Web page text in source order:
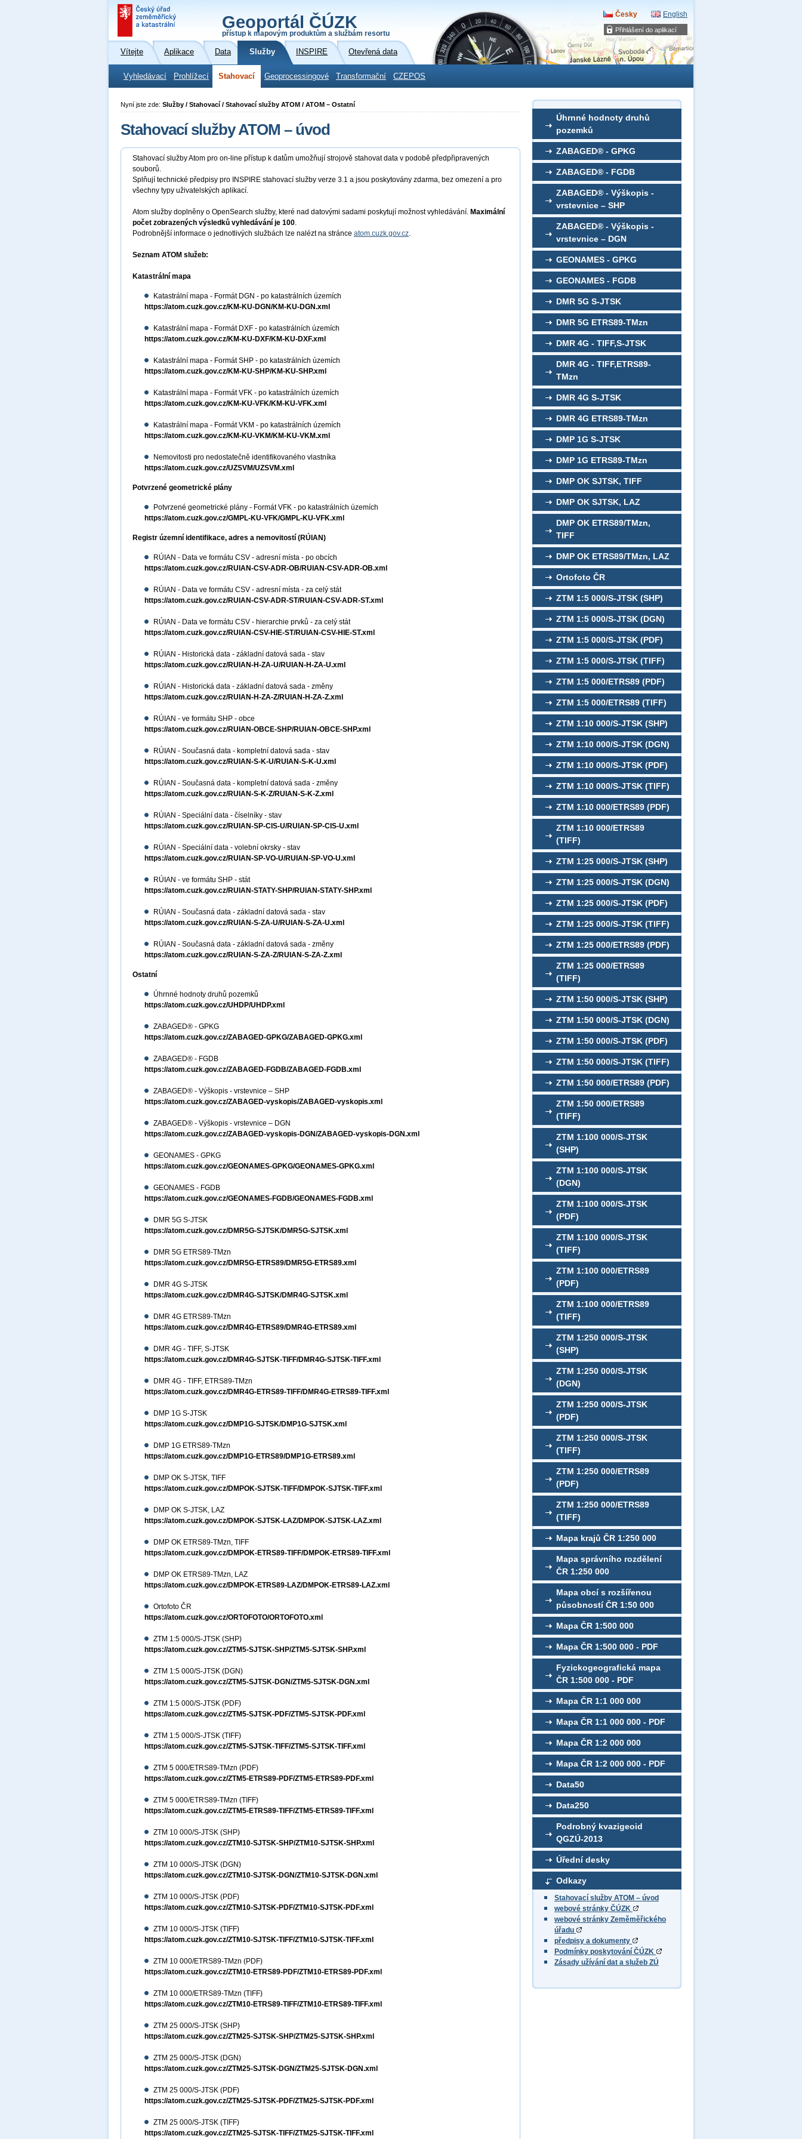
Přihlášení do aplikací
Geoportál ČÚZK
přístup k mapovým produktům a službám resortu
Česky English
Vítejte Aplikace Data Služby INSPIRE Otevřená data
Vyhledávací Prohlížecí Stahovací Geoprocessingové Transformační CZEPOS
Úhrnné hodnoty druhů
pozemků
ZABAGED® - GPKG
ZABAGED® - FGDB
ZABAGED® - Výškopis -
vrstevnice – SHP
ZABAGED® - Výškopis -
vrstevnice – DGN
GEONAMES - GPKG
GEONAMES - FGDB
DMR 5G S-JTSK
DMR 5G ETRS89-TMzn
DMR 4G - TIFF,S-JTSK
DMR 4G - TIFF,ETRS89-
TMzn
DMR 4G S-JTSK
DMR 4G ETRS89-TMzn
DMP 1G S-JTSK
DMP 1G ETRS89-TMzn
DMP OK SJTSK, TIFF
DMP OK SJTSK, LAZ
DMP OK ETRS89/TMzn,
TIFF
DMP OK ETRS89/TMzn, LAZ
Ortofoto ČR
ZTM 1:5 000/S-JTSK (SHP)
ZTM 1:5 000/S-JTSK (DGN)
ZTM 1:5 000/S-JTSK (PDF)
ZTM 1:5 000/S-JTSK (TIFF)
ZTM 1:5 000/ETRS89 (PDF)
ZTM 1:5 000/ETRS89 (TIFF)
ZTM 1:10 000/S-JTSK (SHP)
ZTM 1:10 000/S-JTSK (DGN)
ZTM 1:10 000/S-JTSK (PDF)
ZTM 1:10 000/S-JTSK (TIFF)
ZTM 1:10 000/ETRS89 (PDF)
ZTM 1:10 000/ETRS89
(TIFF)
ZTM 1:25 000/S-JTSK (SHP)
ZTM 1:25 000/S-JTSK (DGN)
ZTM 1:25 000/S-JTSK (PDF)
ZTM 1:25 000/S-JTSK (TIFF)
ZTM 1:25 000/ETRS89 (PDF)
ZTM 1:25 000/ETRS89
(TIFF)
ZTM 1:50 000/S-JTSK (SHP)
ZTM 1:50 000/S-JTSK (DGN)
ZTM 1:50 000/S-JTSK (PDF)
ZTM 1:50 000/S-JTSK (TIFF)
ZTM 1:50 000/ETRS89 (PDF)
ZTM 1:50 000/ETRS89
(TIFF)
ZTM 1:100 000/S-JTSK
(SHP)
ZTM 1:100 000/S-JTSK
(DGN)
ZTM 1:100 000/S-JTSK
(PDF)
ZTM 1:100 000/S-JTSK
(TIFF)
ZTM 1:100 000/ETRS89
(PDF)
ZTM 1:100 000/ETRS89
(TIFF)
ZTM 1:250 000/S-JTSK
(SHP)
ZTM 1:250 000/S-JTSK
(DGN)
ZTM 1:250 000/S-JTSK
(PDF)
ZTM 1:250 000/S-JTSK
(TIFF)
ZTM 1:250 000/ETRS89
(PDF)
ZTM 1:250 000/ETRS89
(TIFF)
Mapa krajů ČR 1:250 000
Mapa správního rozdělení
ČR 1:250 000
Mapa obcí s rozšířenou
působností ČR 1:50 000
Mapa ČR 1:500 000
Mapa ČR 1:500 000 - PDF
Fyzickogeografická mapa
ČR 1:500 000 - PDF
Mapa ČR 1:1 000 000
Mapa ČR 1:1 000 000 - PDF
Mapa ČR 1:2 000 000
Mapa ČR 1:2 000 000 - PDF
Data50
Data250
Podrobný kvazigeoid
QGZÚ-2013
Úřední desky
Odkazy
Stahovací služby ATOM – úvod
webové stránky ČÚZK
webové stránky Zeměměřického
úřadu
předpisy a dokumenty
Podmínky poskytování ČÚZK
Zásady užívání dat a služeb ZÚ
Nyní jste zde: Služby / Stahovací / Stahovací služby ATOM / ATOM – Ostatní
Stahovací služby ATOM – úvod
Stahovací služby Atom pro on-line přístup k datům umožňují strojově stahovat data v podobě předpřipravených
souborů.
Splňují technické předpisy pro INSPIRE stahovací služby verze 3.1 a jsou poskytovány zdarma, bez omezení a pro
všechny typy uživatelských aplikací.
Atom služby doplněny o OpenSearch služby, které nad datovými sadami poskytují možnost vyhledávání. Maximální
počet zobrazených výsledků vyhledávání je 100.
Podrobnější informace o jednotlivých službách lze nalézt na stránce atom.cuzk.gov.cz.
Seznam ATOM služeb:
Katastrální mapa
Katastrální mapa - Formát DGN - po katastrálních územích
https://atom.cuzk.gov.cz/KM-KU-DGN/KM-KU-DGN.xml
Katastrální mapa - Formát DXF - po katastrálních územích
https://atom.cuzk.gov.cz/KM-KU-DXF/KM-KU-DXF.xml
Katastrální mapa - Formát SHP - po katastrálních územích
https://atom.cuzk.gov.cz/KM-KU-SHP/KM-KU-SHP.xml
Katastrální mapa - Formát VFK - po katastrálních územích
https://atom.cuzk.gov.cz/KM-KU-VFK/KM-KU-VFK.xml
Katastrální mapa - Formát VKM - po katastrálních územích
https://atom.cuzk.gov.cz/KM-KU-VKM/KM-KU-VKM.xml
Nemovitosti pro nedostatečně identifikovaného vlastníka
https://atom.cuzk.gov.cz/UZSVM/UZSVM.xml
Potvrzené geometrické plány
Potvrzené geometrické plány - Formát VFK - po katastrálních územích
https://atom.cuzk.gov.cz/GMPL-KU-VFK/GMPL-KU-VFK.xml
Registr územní identifikace, adres a nemovitostí (RÚIAN)
RÚIAN - Data ve formátu CSV - adresní místa - po obcích
https://atom.cuzk.gov.cz/RUIAN-CSV-ADR-OB/RUIAN-CSV-ADR-OB.xml
RÚIAN - Data ve formátu CSV - adresní místa - za celý stát
https://atom.cuzk.gov.cz/RUIAN-CSV-ADR-ST/RUIAN-CSV-ADR-ST.xml
RÚIAN - Data ve formátu CSV - hierarchie prvků - za celý stát
https://atom.cuzk.gov.cz/RUIAN-CSV-HIE-ST/RUIAN-CSV-HIE-ST.xml
RÚIAN - Historická data - základní datová sada - stav
https://atom.cuzk.gov.cz/RUIAN-H-ZA-U/RUIAN-H-ZA-U.xml
RÚIAN - Historická data - základní datová sada - změny
https://atom.cuzk.gov.cz/RUIAN-H-ZA-Z/RUIAN-H-ZA-Z.xml
RÚIAN - ve formátu SHP - obce
https://atom.cuzk.gov.cz/RUIAN-OBCE-SHP/RUIAN-OBCE-SHP.xml
RÚIAN - Současná data - kompletní datová sada - stav
https://atom.cuzk.gov.cz/RUIAN-S-K-U/RUIAN-S-K-U.xml
RÚIAN - Současná data - kompletní datová sada - změny
https://atom.cuzk.gov.cz/RUIAN-S-K-Z/RUIAN-S-K-Z.xml
RÚIAN - Speciální data - číselníky - stav
https://atom.cuzk.gov.cz/RUIAN-SP-CIS-U/RUIAN-SP-CIS-U.xml
RÚIAN - Speciální data - volební okrsky - stav
https://atom.cuzk.gov.cz/RUIAN-SP-VO-U/RUIAN-SP-VO-U.xml
RÚIAN - ve formátu SHP - stát
https://atom.cuzk.gov.cz/RUIAN-STATY-SHP/RUIAN-STATY-SHP.xml
RÚIAN - Současná data - základní datová sada - stav
https://atom.cuzk.gov.cz/RUIAN-S-ZA-U/RUIAN-S-ZA-U.xml
RÚIAN - Současná data - základní datová sada - změny
https://atom.cuzk.gov.cz/RUIAN-S-ZA-Z/RUIAN-S-ZA-Z.xml
Ostatní
Úhrnné hodnoty druhů pozemků
https://atom.cuzk.gov.cz/UHDP/UHDP.xml
ZABAGED® - GPKG
https://atom.cuzk.gov.cz/ZABAGED-GPKG/ZABAGED-GPKG.xml
ZABAGED® - FGDB
https://atom.cuzk.gov.cz/ZABAGED-FGDB/ZABAGED-FGDB.xml
ZABAGED® - Výškopis - vrstevnice – SHP
https://atom.cuzk.gov.cz/ZABAGED-vyskopis/ZABAGED-vyskopis.xml
ZABAGED® - Výškopis - vrstevnice – DGN
https://atom.cuzk.gov.cz/ZABAGED-vyskopis-DGN/ZABAGED-vyskopis-DGN.xml
GEONAMES - GPKG
https://atom.cuzk.gov.cz/GEONAMES-GPKG/GEONAMES-GPKG.xml
GEONAMES - FGDB
https://atom.cuzk.gov.cz/GEONAMES-FGDB/GEONAMES-FGDB.xml
DMR 5G S-JTSK
https://atom.cuzk.gov.cz/DMR5G-SJTSK/DMR5G-SJTSK.xml
DMR 5G ETRS89-TMzn
https://atom.cuzk.gov.cz/DMR5G-ETRS89/DMR5G-ETRS89.xml
DMR 4G S-JTSK
https://atom.cuzk.gov.cz/DMR4G-SJTSK/DMR4G-SJTSK.xml
DMR 4G ETRS89-TMzn
https://atom.cuzk.gov.cz/DMR4G-ETRS89/DMR4G-ETRS89.xml
DMR 4G - TIFF, S-JTSK
https://atom.cuzk.gov.cz/DMR4G-SJTSK-TIFF/DMR4G-SJTSK-TIFF.xml
DMR 4G - TIFF, ETRS89-TMzn
https://atom.cuzk.gov.cz/DMR4G-ETRS89-TIFF/DMR4G-ETRS89-TIFF.xml
DMP 1G S-JTSK
https://atom.cuzk.gov.cz/DMP1G-SJTSK/DMP1G-SJTSK.xml
DMP 1G ETRS89-TMzn
https://atom.cuzk.gov.cz/DMP1G-ETRS89/DMP1G-ETRS89.xml
DMP OK S-JTSK, TIFF
https://atom.cuzk.gov.cz/DMPOK-SJTSK-TIFF/DMPOK-SJTSK-TIFF.xml
DMP OK S-JTSK, LAZ
https://atom.cuzk.gov.cz/DMPOK-SJTSK-LAZ/DMPOK-SJTSK-LAZ.xml
DMP OK ETRS89-TMzn, TIFF
https://atom.cuzk.gov.cz/DMPOK-ETRS89-TIFF/DMPOK-ETRS89-TIFF.xml
DMP OK ETRS89-TMzn, LAZ
https://atom.cuzk.gov.cz/DMPOK-ETRS89-LAZ/DMPOK-ETRS89-LAZ.xml
Ortofoto ČR
https://atom.cuzk.gov.cz/ORTOFOTO/ORTOFOTO.xml
ZTM 1:5 000/S-JTSK (SHP)
https://atom.cuzk.gov.cz/ZTM5-SJTSK-SHP/ZTM5-SJTSK-SHP.xml
ZTM 1:5 000/S-JTSK (DGN)
https://atom.cuzk.gov.cz/ZTM5-SJTSK-DGN/ZTM5-SJTSK-DGN.xml
ZTM 1:5 000/S-JTSK (PDF)
https://atom.cuzk.gov.cz/ZTM5-SJTSK-PDF/ZTM5-SJTSK-PDF.xml
ZTM 1:5 000/S-JTSK (TIFF)
https://atom.cuzk.gov.cz/ZTM5-SJTSK-TIFF/ZTM5-SJTSK-TIFF.xml
ZTM 5 000/ETRS89-TMzn (PDF)
https://atom.cuzk.gov.cz/ZTM5-ETRS89-PDF/ZTM5-ETRS89-PDF.xml
ZTM 5 000/ETRS89-TMzn (TIFF)
https://atom.cuzk.gov.cz/ZTM5-ETRS89-TIFF/ZTM5-ETRS89-TIFF.xml
ZTM 10 000/S-JTSK (SHP)
https://atom.cuzk.gov.cz/ZTM10-SJTSK-SHP/ZTM10-SJTSK-SHP.xml
ZTM 10 000/S-JTSK (DGN)
https://atom.cuzk.gov.cz/ZTM10-SJTSK-DGN/ZTM10-SJTSK-DGN.xml
ZTM 10 000/S-JTSK (PDF)
https://atom.cuzk.gov.cz/ZTM10-SJTSK-PDF/ZTM10-SJTSK-PDF.xml
ZTM 10 000/S-JTSK (TIFF)
https://atom.cuzk.gov.cz/ZTM10-SJTSK-TIFF/ZTM10-SJTSK-TIFF.xml
ZTM 10 000/ETRS89-TMzn (PDF)
https://atom.cuzk.gov.cz/ZTM10-ETRS89-PDF/ZTM10-ETRS89-PDF.xml
ZTM 10 000/ETRS89-TMzn (TIFF)
https://atom.cuzk.gov.cz/ZTM10-ETRS89-TIFF/ZTM10-ETRS89-TIFF.xml
ZTM 25 000/S-JTSK (SHP)
https://atom.cuzk.gov.cz/ZTM25-SJTSK-SHP/ZTM25-SJTSK-SHP.xml
ZTM 25 000/S-JTSK (DGN)
https://atom.cuzk.gov.cz/ZTM25-SJTSK-DGN/ZTM25-SJTSK-DGN.xml
ZTM 25 000/S-JTSK (PDF)
https://atom.cuzk.gov.cz/ZTM25-SJTSK-PDF/ZTM25-SJTSK-PDF.xml
ZTM 25 000/S-JTSK (TIFF)
https://atom.cuzk.gov.cz/ZTM25-SJTSK-TIFF/ZTM25-SJTSK-TIFF.xml